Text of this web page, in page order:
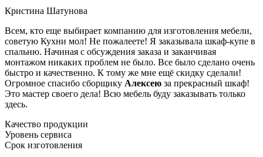
Кристина Шатунова
Всем, кто еще выбирает компанию для изготовления мебели,
советую Кухни мол! Не пожалеете! Я заказывала шкаф-купе в
спальню. Начиная с обсуждения заказа и заканчивая
монтажом никаких проблем не было. Все было сделано очень
быстро и качественно. К тому же мне ещё скидку сделали!
Огромное спасибо сборщику Алексею за прекрасный шкаф!
Это мастер своего дела! Всю мебель буду заказывать только
здесь.
Качество продукции
Уровень сервиса
Срок изготовления